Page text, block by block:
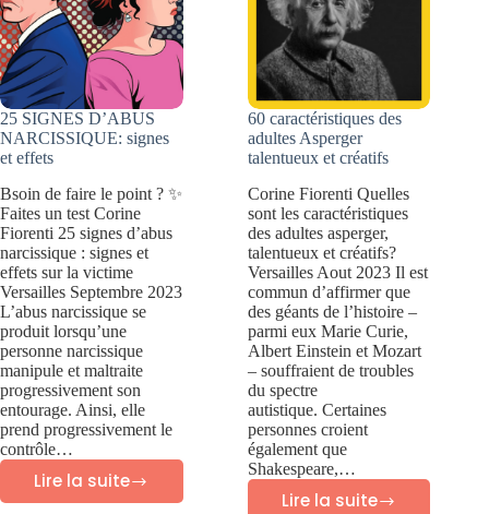
25 SIGNES D’ABUS
NARCISSIQUE: signes
et effets
Bsoin de faire le point ? ✨
Faites un test Corine
Fiorenti 25 signes d’abus
narcissique : signes et
effets sur la victime
Versailles Septembre 2023
L’abus narcissique se
produit lorsqu’une
personne narcissique
manipule et maltraite
progressivement son
entourage. Ainsi, elle
prend progressivement le
contrôle…
Lire la suite
60 caractéristiques des
adultes Asperger
talentueux et créatifs
Corine Fiorenti Quelles
sont les caractéristiques
des adultes asperger,
talentueux et créatifs?
Versailles Aout 2023 Il est
commun d’affirmer que
des géants de l’histoire –
parmi eux Marie Curie,
Albert Einstein et Mozart
– souffraient de troubles
du spectre
autistique. Certaines
personnes croient
également que
Shakespeare,…
Lire la suite